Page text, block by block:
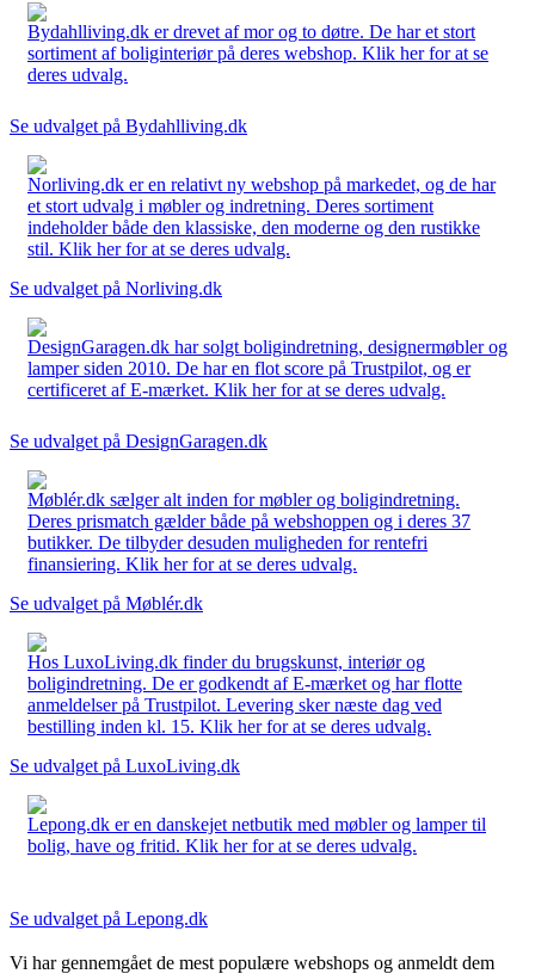
Bydahlliving.dk er drevet af mor og to døtre. De har et stort
sortiment af boliginteriør på deres webshop. Klik her for at se
deres udvalg.
Se udvalget på Bydahlliving.dk
Norliving.dk er en relativt ny webshop på markedet, og de har
et stort udvalg i møbler og indretning. Deres sortiment
indeholder både den klassiske, den moderne og den rustikke
stil. Klik her for at se deres udvalg.
Se udvalget på Norliving.dk
DesignGaragen.dk har solgt boligindretning, designermøbler og
lamper siden 2010. De har en flot score på Trustpilot, og er
certificeret af E-mærket. Klik her for at se deres udvalg.
Se udvalget på DesignGaragen.dk
Møblér.dk sælger alt inden for møbler og boligindretning.
Deres prismatch gælder både på webshoppen og i deres 37
butikker. De tilbyder desuden muligheden for rentefri
finansiering. Klik her for at se deres udvalg.
Se udvalget på Møblér.dk
Hos LuxoLiving.dk finder du brugskunst, interiør og
boligindretning. De er godkendt af E-mærket og har flotte
anmeldelser på Trustpilot. Levering sker næste dag ved
bestilling inden kl. 15. Klik her for at se deres udvalg.
Se udvalget på LuxoLiving.dk
Lepong.dk er en danskejet netbutik med møbler og lamper til
bolig, have og fritid. Klik her for at se deres udvalg.
Se udvalget på Lepong.dk
Vi har gennemgået de mest populære webshops og anmeldt dem